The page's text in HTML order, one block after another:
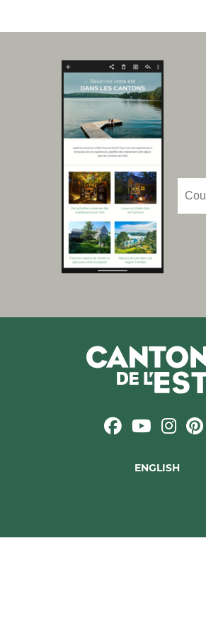
ENGLISH